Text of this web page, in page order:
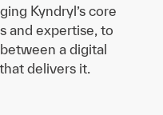
Kyndryl’s core
and expertise, to
a digital
delivers it.